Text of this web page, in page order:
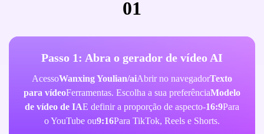
01
Passo 1: Abra o gerador de vídeo AI
AcessoWanxing Youlian/aiAbrir no navegadorTexto
para vídeoFerramentas. Escolha a sua preferênciaModelo
de vídeo de IAE definir a proporção de aspecto-16:9Para
o YouTube ou9:16Para TikTok, Reels e Shorts.